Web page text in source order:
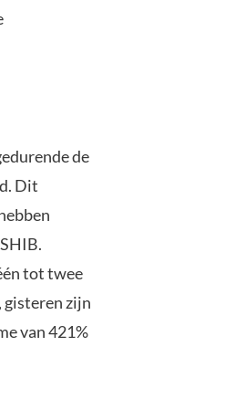
de
Dit
tot twee
, gisteren zijn
van 421%